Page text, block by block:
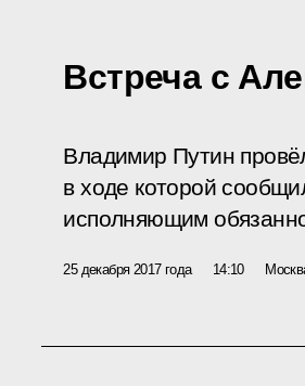
Встреча с
Владимир Путин
в ходе которой
исполняющим
25 декабря 2017 года 14:10